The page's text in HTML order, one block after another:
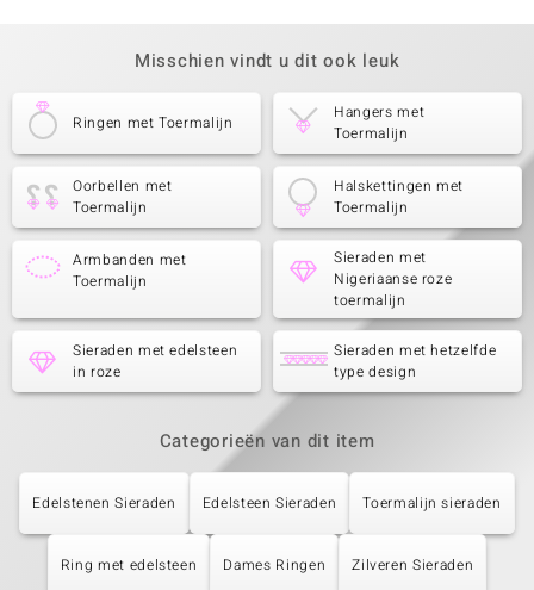
Misschien vindt u dit ook leuk
Ringen met Toermalijn
Hangers met
Toermalijn
Oorbellen met
Toermalijn
Halskettingen met
Toermalijn
Armbanden met
Toermalijn
Sieraden met
Nigeriaanse roze
toermalijn
Sieraden met edelsteen
in roze
Sieraden met hetzelfde
type design
Categorieën van dit item
Edelstenen Sieraden Edelsteen Sieraden Toermalijn sieraden
Ring met edelsteen Dames Ringen Zilveren Sieraden